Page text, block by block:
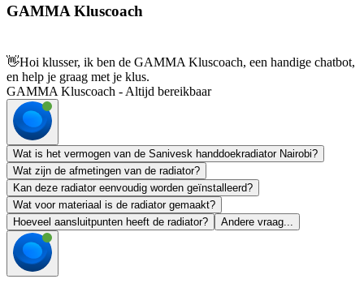
GAMMA Kluscoach
👋Hoi klusser, ik ben de GAMMA Kluscoach, een handige chatbot,
en help je graag met je klus.
GAMMA Kluscoach - Altijd bereikbaar
Wat is het vermogen van de Sanivesk handdoekradiator Nairobi?
Wat zijn de afmetingen van de radiator?
Kan deze radiator eenvoudig worden geïnstalleerd?
Wat voor materiaal is de radiator gemaakt?
Hoeveel aansluitpunten heeft de radiator?
Andere vraag...